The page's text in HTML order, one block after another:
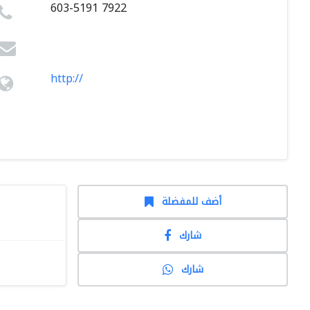
603-5191 7922
http://
أضف للمفضلة
شارك
شارك